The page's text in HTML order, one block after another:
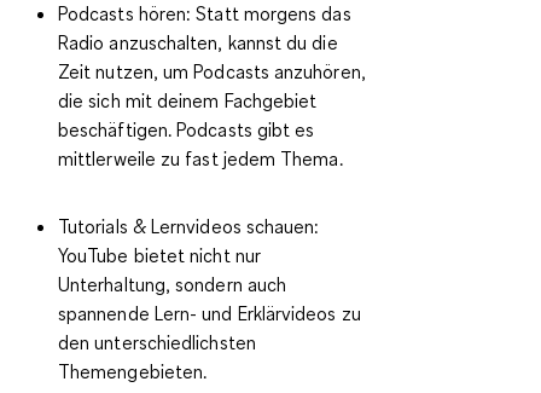
Podcasts hören:Statt morgens das
Radio anzuschalten, kannst du die
Zeit nutzen, um Podcasts anzuhören,
die sich mit deinem Fachgebiet
beschäftigen. Podcasts gibt es
mittlerweile zu fast jedem Thema.
Tutorials & Lernvideos schauen:
YouTube bietet nicht nur
Unterhaltung, sondern auch
spannende Lern- und Erklärvideos zu
den unterschiedlichsten
Themengebieten.